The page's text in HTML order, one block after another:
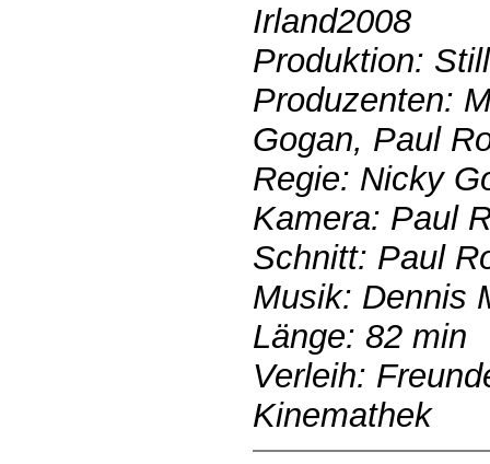
Irland2008
Produktion:
Produzenten:
Gogan, Paul
Regie: Nicky
Kamera: Paul
Schnitt: Paul
Musik: Dennis
Länge: 82 min
Verleih:
Kinemathek